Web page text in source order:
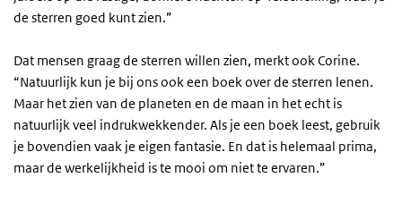
de sterren goed kunt zien.”
Dat mensen graag de sterren willen zien, merkt ook Corine.
“Natuurlijk kun je bij ons ook een boek over de sterren lenen.
Maar het zien van de planeten en de maan in het echt is
natuurlijk veel indrukwekkender. Als je een boek leest, gebruik
je bovendien vaak je eigen fantasie. En dat is helemaal prima,
maar de werkelijkheid is te mooi om niet te ervaren.”